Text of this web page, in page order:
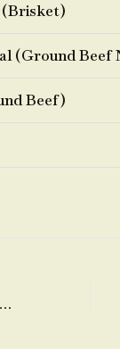
(Brisket)
(Ground Beef
Beef)
Toko Daging Sapi terdekat Di Tegal Kunir Kidul-Mauk-Tangerang